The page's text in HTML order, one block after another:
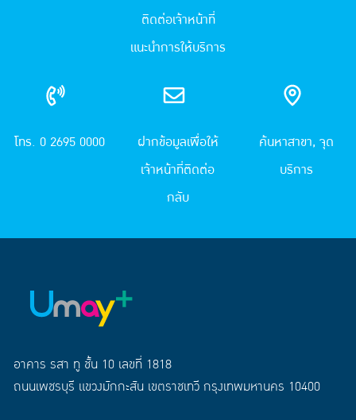
ติดต่อเจ้าหน้าที่
แนะนำการให้บริการ
โทร. 0 2695 0000
ฝากข้อมูลเพื่อให้
เจ้าหน้าที่ติดต่อ
กลับ
ค้นหาสาขา, จุด
บริการ
อาคาร รสา ทู ชั้น 10 เลขที่ 1818
ถนนเพชรบุรี แขวงมักกะสัน เขตราชเทวี กรุงเทพมหานคร 10400